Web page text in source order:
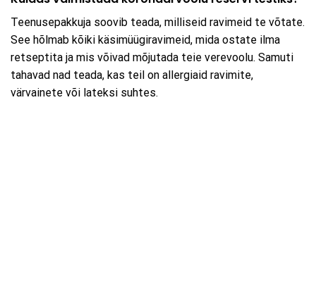
Teenusepakkuja soovib teada, milliseid ravimeid te võtate.
See hõlmab kõiki käsimüügiravimeid, mida ostate ilma
retseptita ja mis võivad mõjutada teie verevoolu. Samuti
tahavad nad teada, kas teil on allergiaid ravimite,
värvainete või lateksi suhtes.